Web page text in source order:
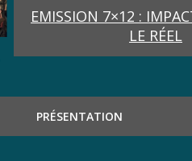
EMISSION 7×12 :
LE RÉEL
PRÉSENTATION